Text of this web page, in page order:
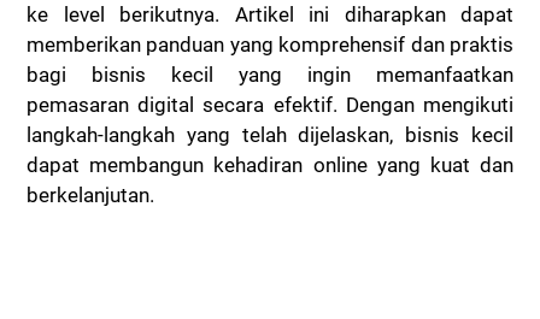
ke level berikutnya. Artikel ini diharapkan dapat
memberikan panduan yang komprehensif dan praktis
bagi bisnis kecil yang ingin memanfaatkan
pemasaran digital secara efektif. Dengan mengikuti
langkah-langkah yang telah dijelaskan, bisnis kecil
dapat membangun kehadiran online yang kuat dan
berkelanjutan.